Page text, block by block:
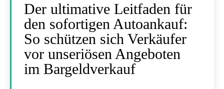
Der ultimative Leitfaden für
den sofortigen Autoankauf:
So schützen sich Verkäufer
vor unseriösen Angeboten
im Bargeldverkauf